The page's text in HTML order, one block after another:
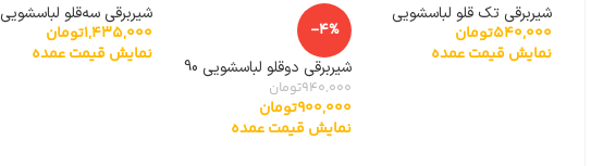
شیربرقی تک قلو لباسشویی
90 درجه بایترون
540,000تومان
نمایش قیمت عمده
-4%
شیربرقی دوقلو لباسشویی 90
درجه توشیبا
940,000تومان
900,000تومان
نمایش قیمت عمده
شیربرقی سه‌قلو لباسشویی
سامسونگ DC62-00266E
1,435,000تومان
نمایش قیمت عمده